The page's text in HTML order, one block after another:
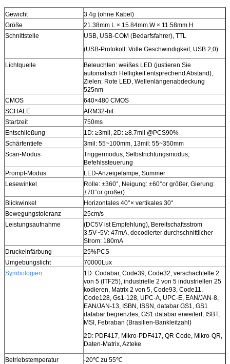
Gewicht
3.4g (ohne Kabel)
Größe
21.38mm L × 15.84mm W × 11.58mm H
Schnittstelle
USB, USB-COM (Bedarfsfahrer), TTL
(USB-Protokoll: Volle Geschwindigkeit, USB 2,0)
Lichtquelle
Beleuchten: weißes LED (justieren Sie
automatisch Helligkeit entsprechend Abstand),
Zielen: Rote LED, Wellenlängenabdeckung
525nm
CMOS
640×480 CMOS
SCHALE
ARM32-bit
Startzeit
750ms
Entschließung
1D: ≥3mil, 2D: ≥8.7mil @PCS90%
Schärfentiefe
3mil: 55~100mm, 13mil: 55~350mm
Scan-Modus
Triggermodus, Selbstrichtungsmodus,
Befehlssteuerung
Prompt-Modus
LED-Anzeigelampe, Summer
Lesewinkel
Rolle: ±360°, Neigung: ±60°or größer, Gierung:
±70°or größer)
Blickwinkel
Horizontales 40°× vertikales 30°
Bewegungstoleranz
25cm/s
Leistungsaufnahme
(DC5V ist Empfehlung), Bereitschaftsstrom
3.5V~5V: 47mA, decodierter durchschnittlicher
Strom: 180mA
Druckeinfärbung
25%PCS
Umgebungslicht
70000Lux
Symbologien
1D: Codabar, Code39, Code32, verschachtelte 2
von 5 (ITF25), industrielle 2 von 5 industriellen 25
kodieren, Matrix 2 von 5, Code93, Code11,
Code128, Gs1-128, UPC-A, UPC-E, EAN/JAN-8,
EAN/JAN-13, ISBN, ISSN, databar GS1, GS1
databar begrenztes, GS1 databar erweitert, ISBT,
MSI, Febraban (Brasilien-Bankleitzahl)
2D: PDF417, Mikro-PDF417, QR Code, Mikro-QR,
Daten-Matrix, Azteke
Betriebstemperatur
-20℃ zu 55℃